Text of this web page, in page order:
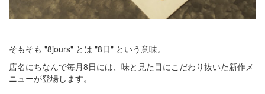
そもそも "8jours" とは "8日" という意味。
店名にちなんで毎月8日には、味と見た目にこだわり抜いた新作メ
ニューが登場します。